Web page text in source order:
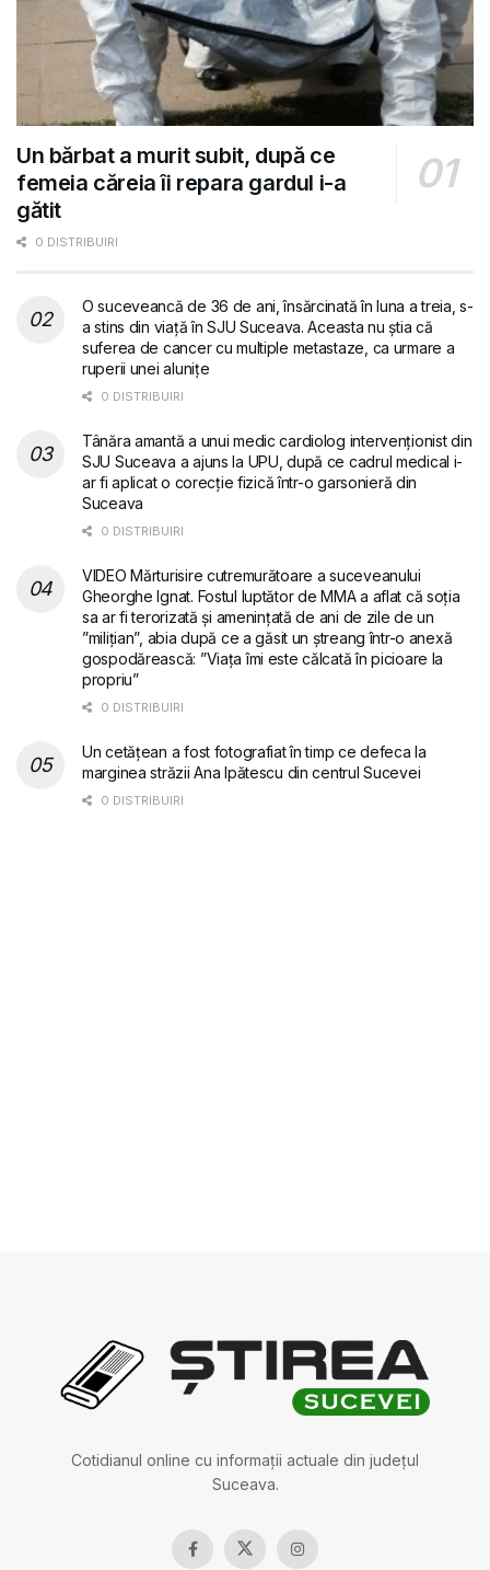
Un bărbat a murit subit, după ce
femeia căreia îi repara gardul i-a
gătit
0 DISTRIBUIRI
O suceveancă de 36 de ani, însărcinată în luna a treia, s-
a stins din viață în SJU Suceava. Aceasta nu știa că
suferea de cancer cu multiple metastaze, ca urmare a
ruperii unei alunițe
0 DISTRIBUIRI
Tânăra amantă a unui medic cardiolog intervenționist din
SJU Suceava a ajuns la UPU, după ce cadrul medical i-
ar fi aplicat o corecție fizică într-o garsonieră din
Suceava
0 DISTRIBUIRI
VIDEO Mărturisire cutremurătoare a suceveanului
Gheorghe Ignat. Fostul luptător de MMA a aflat că soția
sa ar fi terorizată și amenințată de ani de zile de un
”milițian”, abia după ce a găsit un ștreang într-o anexă
gospodărească: ”Viața îmi este călcată în picioare la
propriu”
0 DISTRIBUIRI
Un cetățean a fost fotografiat în timp ce defeca la
marginea străzii Ana Ipătescu din centrul Sucevei
0 DISTRIBUIRI
Cotidianul online cu informații actuale din județul
Suceava.